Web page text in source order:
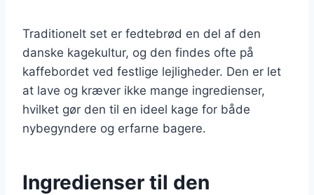
Traditionelt set er fedtebrød en del af den
danske kagekultur, og den findes ofte på
kaffebordet ved festlige lejligheder. Den er let
at lave og kræver ikke mange ingredienser,
hvilket gør den til en ideel kage for både
nybegyndere og erfarne bagere.
Ingredienser til den